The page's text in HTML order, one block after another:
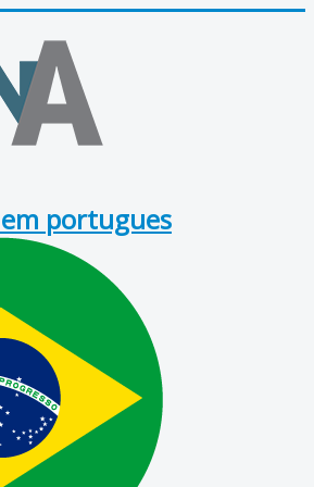
portugues